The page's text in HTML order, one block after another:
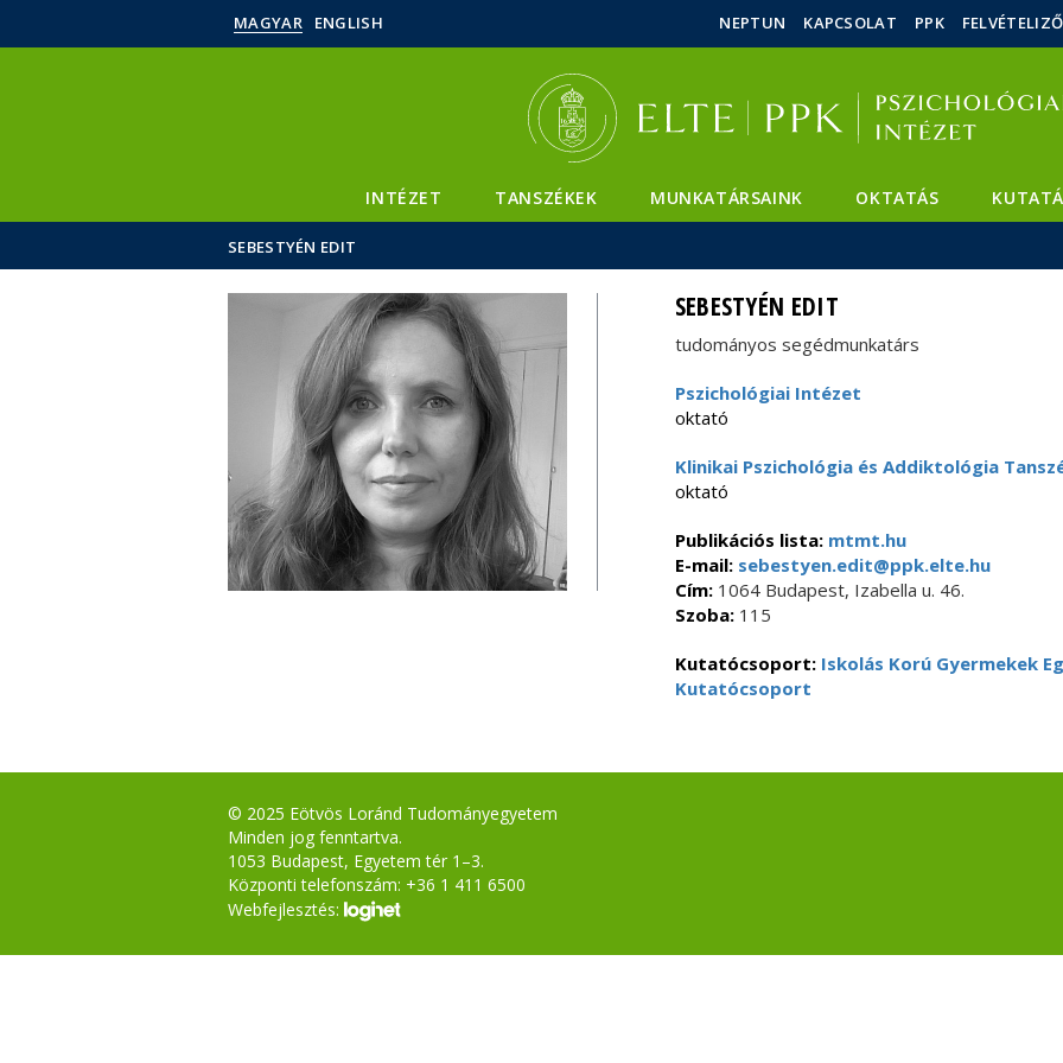
Hírek
Események
ELTE a
MAGYAR ENGLISH NEPTUN KAPCSOLAT PPK
INTÉZET TANSZÉKEK MUNKATÁRSAINK OKTATÁS
SEBESTYÉN EDIT
SEBESTYÉN EDIT
tudományos segédmunkatárs
Pszichológiai Intézet
oktató
Klinikai Pszichológia és Addiktológia
oktató
Publikációs lista: mtmt.hu
E-mail:sebestyen.edit@ppk.elte.hu
Cím:1064 Budapest, Izabella u. 46.
Szoba:115
Kutatócsoport: Iskolás Korú Gyermekek
Kutatócsoport
© 2025 Eötvös Loránd Tudományegyetem
Minden jog fenntartva.
1053 Budapest, Egyetem tér 1–3.
Központi telefonszám: +36 1 411 6500
Webfejlesztés: